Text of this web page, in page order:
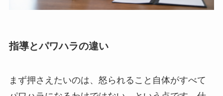
指導とパワハラの違い
まず押さえたいのは、怒られること自体がすべて